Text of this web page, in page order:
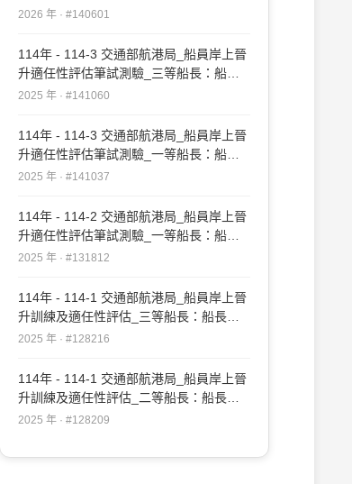
實務#140601
2026 年 · #140601
114年 - 114-3 交通部航港局_船員岸上晉
升適任性評估筆試測驗_三等船長：船長
實務#141060
2025 年 · #141060
114年 - 114-3 交通部航港局_船員岸上晉
升適任性評估筆試測驗_一等船長：船長
實務#141037
2025 年 · #141037
114年 - 114-2 交通部航港局_船員岸上晉
升適任性評估筆試測驗_一等船長：船長
實務#131812
2025 年 · #131812
114年 - 114-1 交通部航港局_船員岸上晉
升訓練及適任性評估_三等船長：船長實
務#128216
2025 年 · #128216
114年 - 114-1 交通部航港局_船員岸上晉
升訓練及適任性評估_二等船長：船長實
務#128209
2025 年 · #128209